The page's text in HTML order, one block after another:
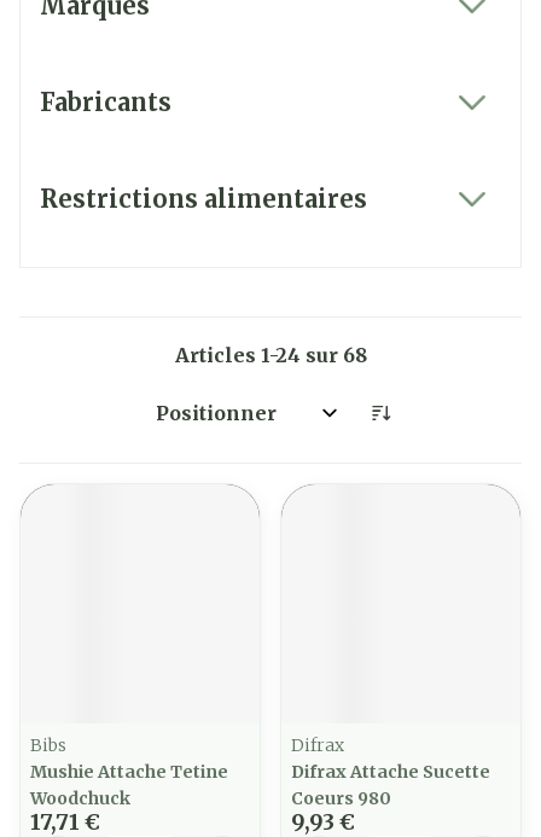
Fabricants
Restrictions alimentaires
Articles 1-24 sur 68
Trier par:
Bibs
Mushie Attache Tetine
Woodchuck
17,71 €
Difrax
Difrax Attache Sucette
Coeurs 980
9,93 €